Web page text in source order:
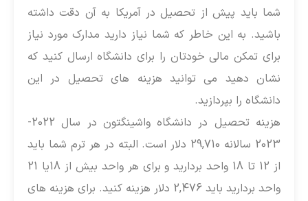
شما باید پیش از تحصیل در آمریکا به آن دقت داشته
باشید. به این خاطر که شما نیاز دارید مدارک مورد نیاز
برای تمکن مالی خودتان را برای دانشگاه ارسال کنید که
نشان دهید می توانید هزینه های تحصیل در این
دانشگاه را بپردازید.
2023 سالانه 29,710 دلار است. البته در هر ترم شما باید
از 12 تا 18 واحد بردارید و برای هر واحد بیش از 18یا 21
واحد بردارید باید 2,476 دلار هزینه کنید. برای هزینه های